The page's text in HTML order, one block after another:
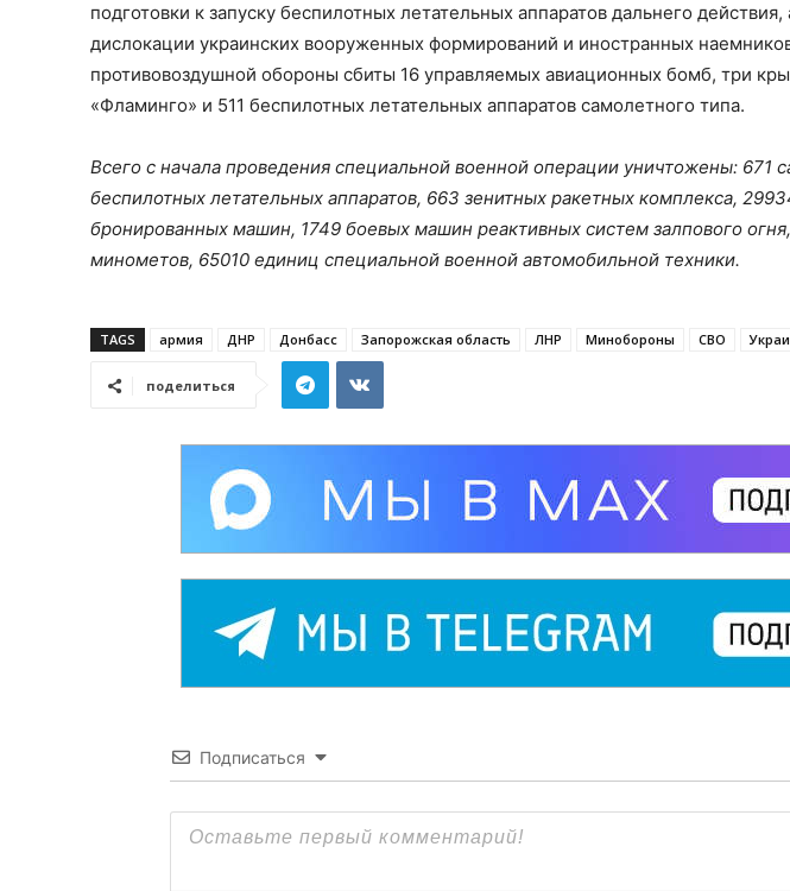
подготовки к запуску беспилотных летательных аппаратов дальнего
дислокации украинских вооруженных формирований и иностранных
противовоздушной обороны сбиты 16 управляемых авиационных бомб, три
«Фламинго» и 511 беспилотных летательных аппаратов самолетного типа.
Всего с начала проведения специальной военной операции уничтожены: 671
беспилотных летательных аппаратов, 663 зенитных ракетных комплекса,
бронированных машин, 1749 боевых машин реактивных систем залпового
минометов, 65010 единиц специальной военной автомобильной техники.
TAGS армия ДНР Донбасс Запорожская область ЛНР Минобороны СВО
поделиться
Подписаться